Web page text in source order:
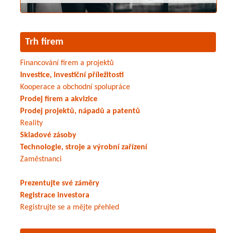
Trh firem
Financování firem a projektů
Investice, investiční příležitosti
Kooperace a obchodní spolupráce
Prodej firem a akvizice
Prodej projektů, nápadů a patentů
Reality
Skladové zásoby
Technologie, stroje a výrobní zařízení
Zaměstnanci
Prezentujte své záměry
Registrace investora
Registrujte se a mějte přehled